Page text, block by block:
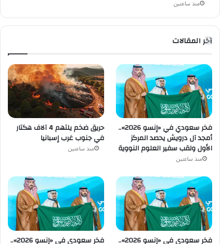
منذ ساعتين
آخر المقالات
حريق ضخم يلتهم 4 آلاف هكتار
في جنوب غرب إسبانيا
منذ ساعتين
فخر سعودي في «إنسو 2026»..
أمجد آل درويش يحصد المركز
الأول ولقب سفير العلوم النووية
منذ ساعتين
فخر سعودي في «إنسو 2026».. فخر سعودي في «إنسو 2026»..